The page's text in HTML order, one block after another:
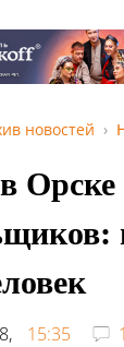
новостей
Орске
15:35
1